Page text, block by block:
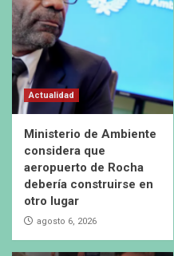
Actualidad
Ministerio de Ambiente
considera que
aeropuerto de Rocha
debería construirse en
otro lugar
agosto 6, 2026